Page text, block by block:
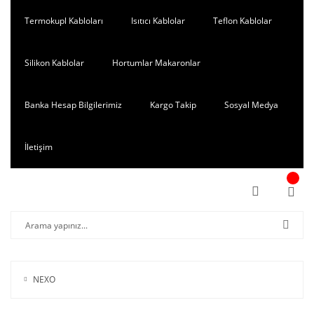
Termokupl Kabloları Isıtıcı Kablolar Teflon Kablolar
Silikon Kablolar Hortumlar Makaronlar
Banka Hesap Bilgilerimiz Kargo Takip Sosyal Medya
İletişim
NEXO